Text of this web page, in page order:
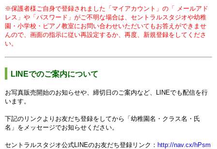
※保護者様ご自身で登録されました「マイアカウント」の 「 メールアド
レス」や「パスワード」がご不明な場合は、セントラルスタジオや幼稚
園・小学校・ピアノ教室にお問い合わせいただいてもお答えができませ
んので、画面の指示に従い再設定するか、再度、新規登録をしてくださ
い。
LINEでのご案内について
お写真販売開始のお知らせや、締切日のご案内など、LINEでも配信を行
います。
下記のリンクよりお友だち登録をしてから「幼稚園名・クラス名・氏
名」をメッセージでお知らせください。
セントラルスタジオ公式LINEのお友だち登録リンク： http://nav.cx/hPsm